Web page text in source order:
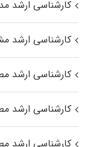
کارشناسی ارشد
کارشناسی ارشد
کارشناسی ارشد
کارشناسی ارشد
کارشناسی ارشد